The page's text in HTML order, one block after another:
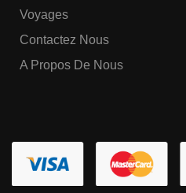
Voyages
Contactez Nous
A Propos De Nous